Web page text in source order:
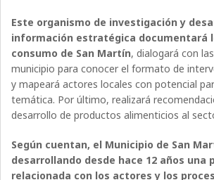
Este organismo de investigación y
información estratégica documentará
consumo de San Martín, dialogará con
municipio para conocer el formato de
y mapeará actores locales con potencial
temática. Por último, realizará
desarrollo de productos alimenticios al
Según cuentan, el Municipio de San
desarrollando desde hace 12 años una
relacionada con los actores y los